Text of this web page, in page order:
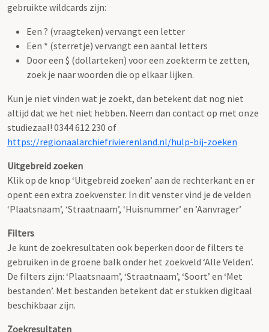
gebruikte wildcards zijn:
Een ? (vraagteken) vervangt een letter
Een * (sterretje) vervangt een aantal letters
Door een $ (dollarteken) voor een zoekterm te zetten,
zoek je naar woorden die op elkaar lijken.
Kun je niet vinden wat je zoekt, dan betekent dat nog niet
altijd dat we het niet hebben. Neem dan contact op met onze
studiezaal! 0344 612 230 of
https://regionaalarchiefrivierenland.nl/hulp-bij-zoeken
Uitgebreid zoeken
Klik op de knop ‘Uitgebreid zoeken’ aan de rechterkant en er
opent een extra zoekvenster. In dit venster vind je de velden
‘Plaatsnaam’, ‘Straatnaam’, ‘Huisnummer’ en ’Aanvrager’
Filters
Je kunt de zoekresultaten ook beperken door de filters te
gebruiken in de groene balk onder het zoekveld ‘Alle Velden’.
De filters zijn: ‘Plaatsnaam’, ‘Straatnaam’, ‘Soort’ en ‘Met
bestanden’. Met bestanden betekent dat er stukken digitaal
beschikbaar zijn.
Zoekresultaten